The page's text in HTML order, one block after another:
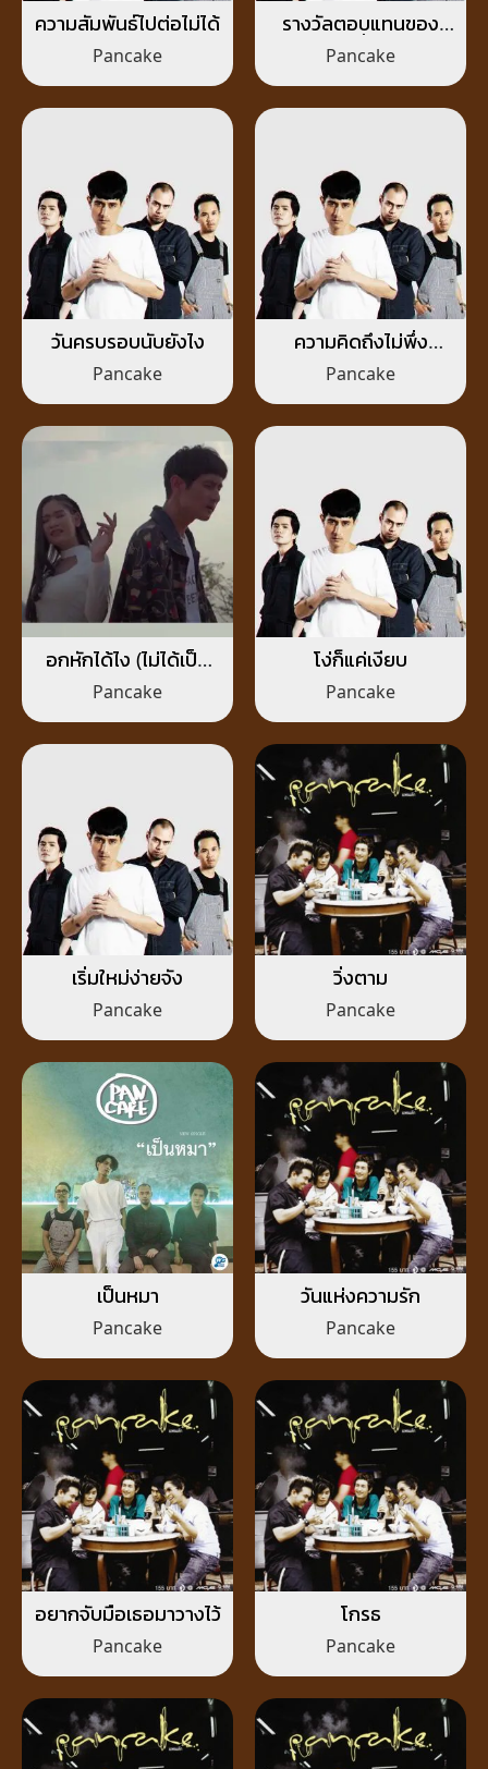
ความสัมพันธ์ไปต่อไม่ได้
Pancake
รางวัลตอบแทนของ
แฟนผู้ซื่อสัตย์
Pancake
วันครบรอบนับยังไง
Pancake
ความคิดถึงไม่พึ่ง
ปาฏิหาริย์
Pancake
อกหักได้ไง (ไม่ได้เป็น
อะไรกับเขา)
Pancake
โง่ก็แค่เงียบ
Pancake
เริ่มใหม่ง่ายจัง
Pancake
วิ่งตาม
Pancake
เป็นหมา
Pancake
วันแห่งความรัก
Pancake
อยากจับมือเธอมาวางไว้
Pancake
โกรธ
Pancake